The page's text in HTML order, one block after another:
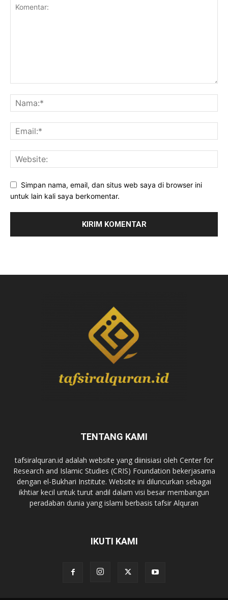
Simpan nama, email, dan situs web saya di browser ini
untuk lain kali saya berkomentar.
TENTANG KAMI
tafsiralquran.id adalah website yang diinisiasi oleh Center for
Research and Islamic Studies (CRIS) Foundation bekerjasama
dengan el-Bukhari Institute. Website ini diluncurkan sebagai
ikhtiar kecil untuk turut andil dalam visi besar membangun
peradaban dunia yang islami berbasis tafsir Alquran
IKUTI KAMI